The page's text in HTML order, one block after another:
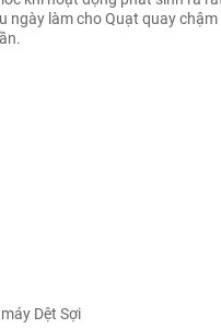
ngày làm cho Quạt quay
Dệt Sợi